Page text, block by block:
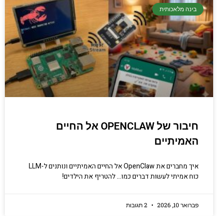
בינה מלאכותית
חיבור של OPENCLAW אל החיים
האמיתיים
איך מחברים את OpenClaw אל החיים האמיתיים ונותנים ל-LLM
כוח אמיתי לעשות דברים כמו… להטריף את הילדים!
פברואר 10, 2026 2 תגובות